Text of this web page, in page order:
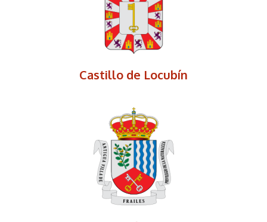
Castillo de Locubín